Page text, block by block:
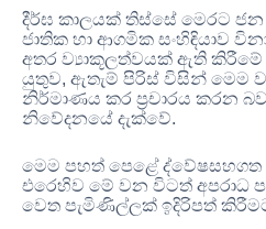
දීර්ඝ කාලයක් තිස්සේ මෙරට
ජාතික හා ආගමික සංහිඳියාව
අතර ව්‍යාකූලත්වයක් ඇති
යුතුව, ඇතැම් පිරිස් විසින් මෙම
නිර්මාණය කර ප්‍රචාරය කරන බව
නිවේදනයේ දැක්වේ.
මෙම පහත් පෙළේ ද්වේෂසහගත
එරෙහිව මේ වන විටත් අපරාධ
වෙත පැමිණිල්ලක් ඉදිරිපත්